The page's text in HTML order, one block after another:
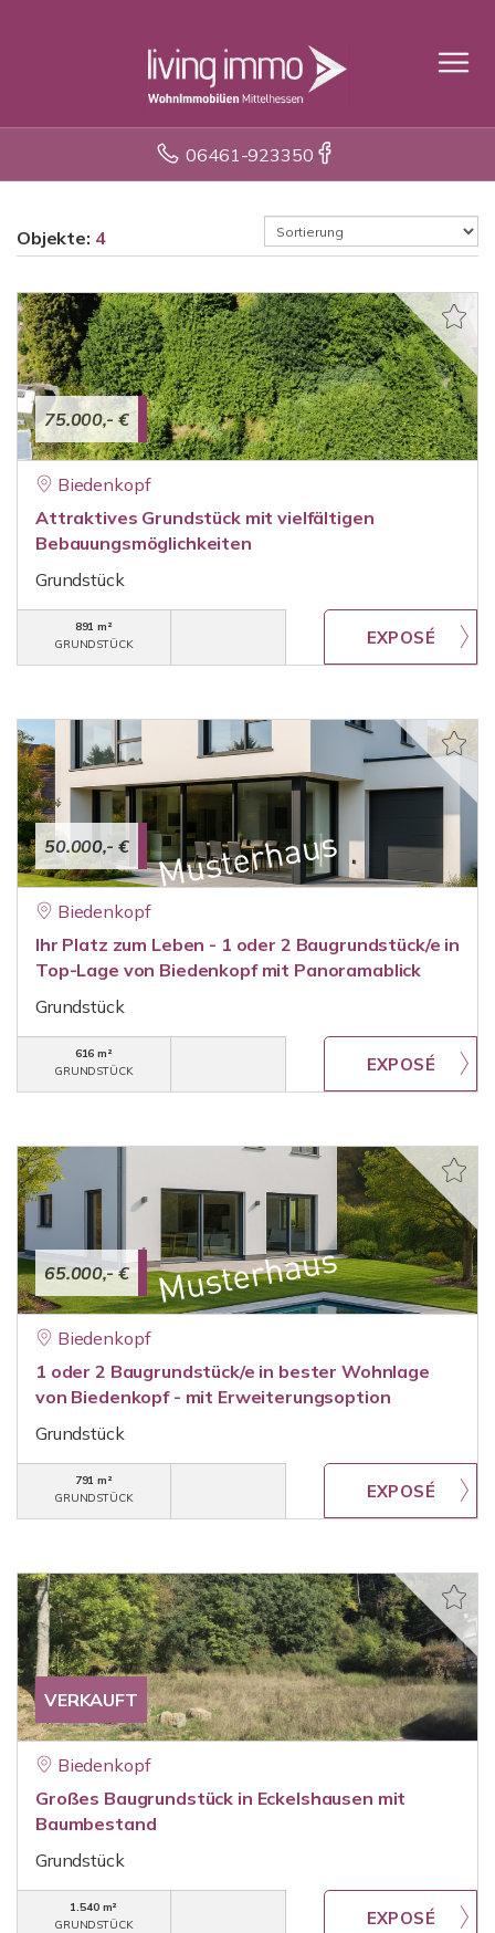
06461-923350
Objekte: 4
75.000,- €
Biedenkopf
Attraktives Grundstück mit vielfältigen
Bebauungsmöglichkeiten
Grundstück
891 m²
GRUNDSTÜCK
50.000,- €
Biedenkopf
Ihr Platz zum Leben - 1 oder 2 Baugrundstück/e in
Top-Lage von Biedenkopf mit Panoramablick
Grundstück
616 m²
GRUNDSTÜCK
65.000,- €
Biedenkopf
1 oder 2 Baugrundstück/e in bester Wohnlage
von Biedenkopf - mit Erweiterungsoption
Grundstück
791 m²
GRUNDSTÜCK
VERKAUFT
Biedenkopf
Großes Baugrundstück in Eckelshausen mit
Baumbestand
Grundstück
1.540 m²
GRUNDSTÜCK